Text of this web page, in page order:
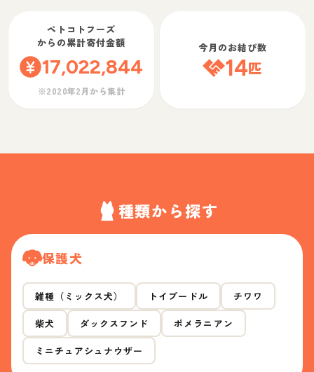
ペトコトフーズ
からの累計寄付金額
17,022,844
※2020年2月から集計
今月のお結び数
14匹
種類から探す
保護犬
雑種（ミックス犬） トイプードル チワワ
柴犬 ダックスフンド ポメラニアン
ミニチュアシュナウザー